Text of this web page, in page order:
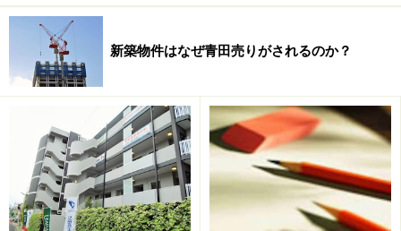
価格の上昇は引き続き継続しており、マンションの場
合、開発期間や販売のタイミング（竣工売りか、建築確
認取得後すぐの販売か）で土地の仕入れのタイミングが
異なります。用地取得時期によって販売価格もかなり影
響を受けそうです。
建築工事費も、資材価格や人件費の影響で上昇基調にあ
り、分譲価格の上昇要因となりそうです。
新築物件はなぜ青田売りがされるのか？